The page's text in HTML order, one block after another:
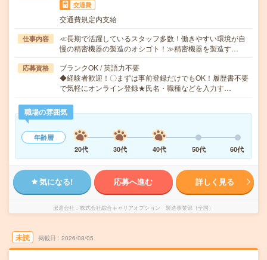
交通費
交通費規定内支給
仕事内容
≪長期で活躍しているスタッフ多数！働きやすい環境が自
慢の精密機器の製造のオシゴト！≫精密機器を製造す…
応募資格
ブランクOK / 英語力不要
◆経験者歓迎！〇まずは事前登録だけでもOK！履歴書不要
で気軽にオンライン登録★氏名・職種などを入力す…
職場の雰囲気
年齢層
20代
30代 40代 50代 60代
気になる! 応募へ進む 詳しく見る
派遣会社 株式会社綜合キャリアオプション 製造事業部（全国）
未読 掲載日 2026/08/05